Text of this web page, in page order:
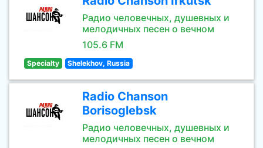
Радио человечных, душевных и
мелодичных песен о вечном
105.6 FM
Specialty Shelekhov, Russia
Radio Chanson
Borisoglebsk
Радио человечных, душевных и
мелодичных песен о вечном